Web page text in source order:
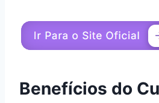
Benefícios do